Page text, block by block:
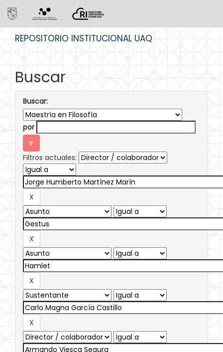
REPOSITORIO INSTITUCIONAL UAQ
Buscar
Buscar:
por
Filtros actuales: